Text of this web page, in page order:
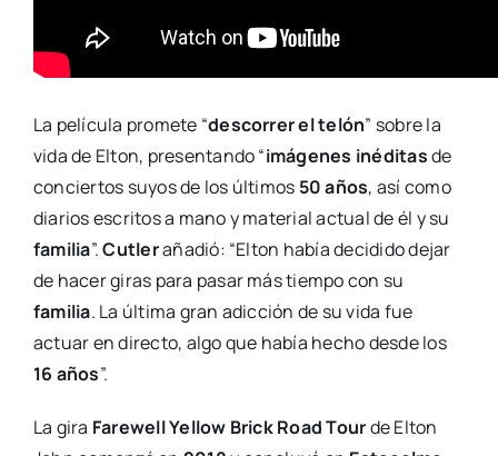
La película promete “descorrer el telón” sobre la
vida de Elton, presentando “imágenes inéditasde
conciertos suyos de los últimos 50 años, así como
diarios escritos a mano y material actual de él y su
familia”.Cutlerañadió: “Elton había decidido dejar
de hacer giras para pasar más tiempo con su
familia. La última gran adicción de su vida fue
actuar en directo, algo que había hecho desde los
16 años”.
La gira Farewell Yellow Brick Road Tourde Elton